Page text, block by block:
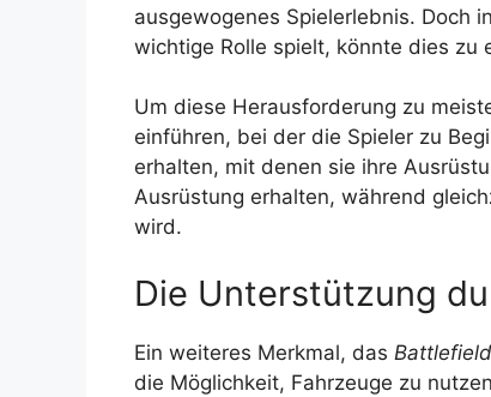
ausgewogenes Spielerlebnis. Doch
wichtige Rolle spielt, könnte dies zu
Um diese Herausforderung zu
einführen, bei der die Spieler zu
erhalten, mit denen sie ihre
Ausrüstung erhalten, während
wird.
Die Unterstützung
Ein weiteres Merkmal, das Battlefield
die Möglichkeit, Fahrzeuge zu